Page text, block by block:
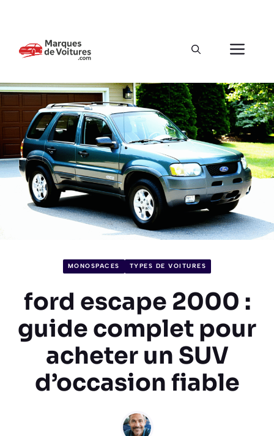
MONOSPACES TYPES DE VOITURES
ford escape 2000 :
guide complet pour
acheter un SUV
d’occasion fiable